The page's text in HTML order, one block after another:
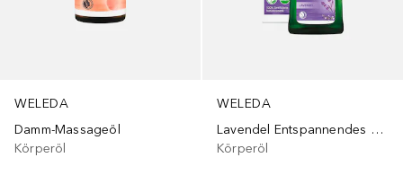
WELEDA
Damm-Massageöl
Körperöl
WELEDA
Lavendel Entspannendes Pflege-Öl
Körperöl